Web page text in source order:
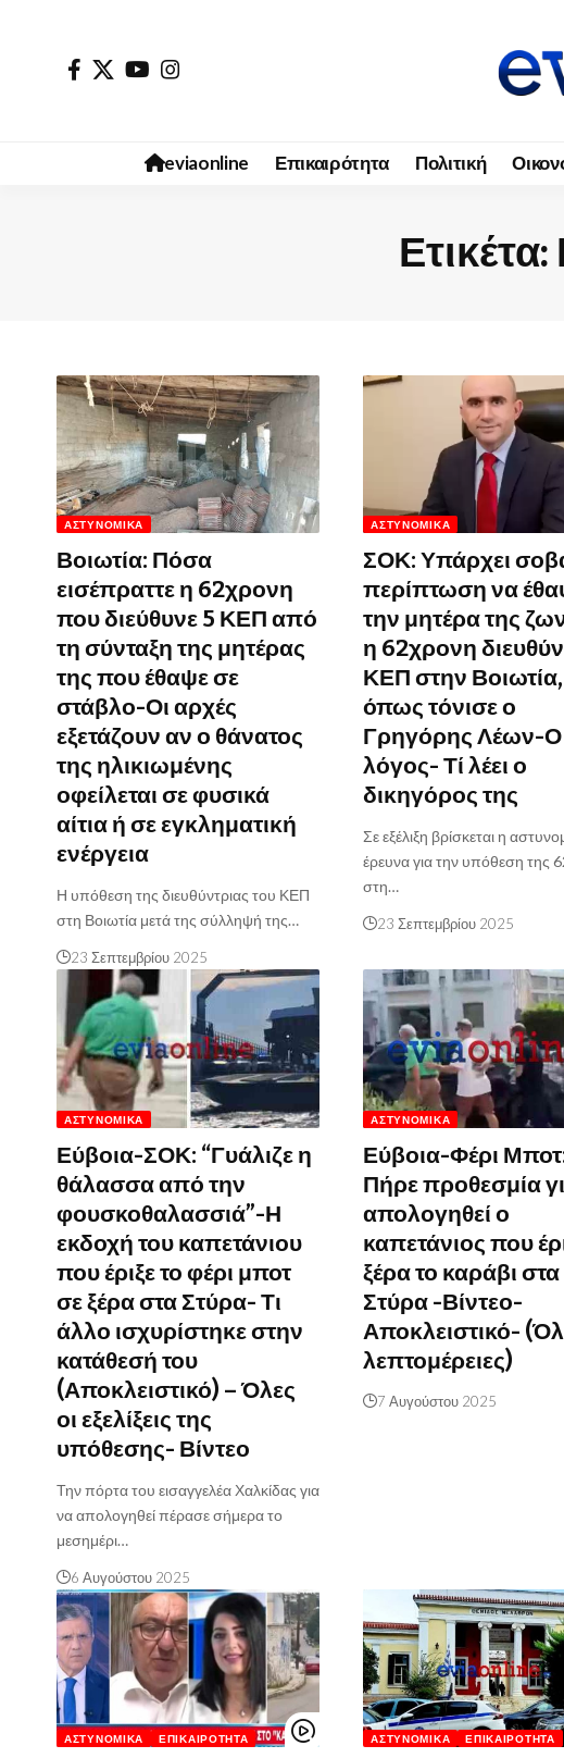
eviaonline Επικαιρότητα Πολιτική
Ετικέτα:
ΑΣΤΥΝΟΜΙΚΆ
Βοιωτία: Πόσα
εισέπραττε η 62χρονη
που διεύθυνε 5 ΚΕΠ από
τη σύνταξη της μητέρας
της που έθαψε σε
στάβλο-Οι αρχές
εξετάζουν αν ο θάνατος
της ηλικιωμένης
οφείλεται σε φυσικά
αίτια ή σε εγκληματική
ενέργεια
Η υπόθεση της διευθύντριας του ΚΕΠ
στη Βοιωτία μετά της σύλληψή της…
23 Σεπτεμβρίου 2025
ΑΣΤΥΝΟΜΙΚΆ
ΣΟΚ: Υπάρχει
περίπτωση να
την μητέρα της
η 62χρονη
ΚΕΠ στην Βοιωτία,
όπως τόνισε ο
Γρηγόρης Λέων-Ο
λόγος- Τί λέει ο
δικηγόρος της
Σε εξέλιξη βρίσκεται η
έρευνα για την υπόθεση της
στη…
23 Σεπτεμβρίου 2025
ΑΣΤΥΝΟΜΙΚΆ
Εύβοια-ΣΟΚ: “Γυάλιζε η
θάλασσα από την
φουσκοθαλασσιά”-Η
εκδοχή του καπετάνιου
που έριξε το φέρι μποτ
σε ξέρα στα Στύρα- Τι
άλλο ισχυρίστηκε στην
κατάθεσή του
(Αποκλειστικό) – Όλες
οι εξελίξεις της
υπόθεσης- Βίντεο
Την πόρτα του εισαγγελέα Χαλκίδας για
να απολογηθεί πέρασε σήμερα το
μεσημέρι…
6 Αυγούστου 2025
ΑΣΤΥΝΟΜΙΚΆ
Εύβοια-Φέρι
Πήρε προθεσμία
απολογηθεί ο
καπετάνιος που
ξέρα το καράβι
Στύρα -Βίντεο-
Αποκλειστικό-
λεπτομέρειες)
7 Αυγούστου 2025
ΑΣΤΥΝΟΜΙΚΆ ΕΠΙΚΑΙΡΌΤΗΤΑ ΑΣΤΥΝΟΜΙΚΆ ΕΠΙΚΑΙΡΌΤΗΤΑ